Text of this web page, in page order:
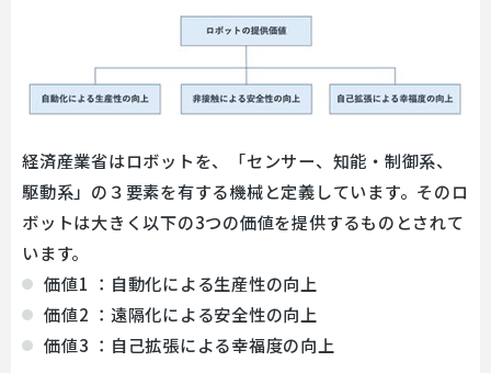
経済産業省はロボットを、「センサー、知能・制御系、
駆動系」の３要素を有する機械と定義しています。そのロ
ボットは大きく以下の3つの価値を提供するものとされて
います。
価値1 ：自動化による生産性の向上
価値2 ：遠隔化による安全性の向上
価値3 ：自己拡張による幸福度の向上